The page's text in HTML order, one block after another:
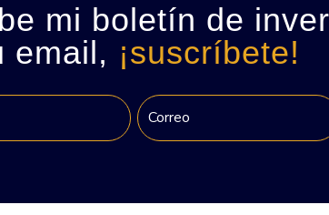
mi boletín de
email, ¡suscríbete!